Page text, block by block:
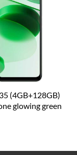
(4GB+128GB)
glowing green